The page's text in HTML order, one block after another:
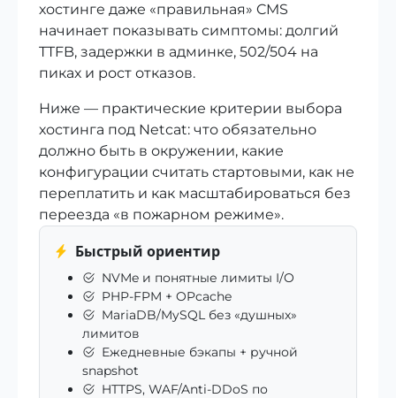
хостинге даже «правильная» CMS
начинает показывать симптомы: долгий
TTFB, задержки в админке, 502/504 на
пиках и рост отказов.
Ниже — практические критерии выбора
хостинга под Netcat: что обязательно
должно быть в окружении, какие
конфигурации считать стартовыми, как не
переплатить и как масштабироваться без
переезда «в пожарном режиме».
Быстрый ориентир
NVMe и понятные лимиты I/O
PHP-FPM + OPcache
MariaDB/MySQL без «душных»
лимитов
Ежедневные бэкапы + ручной
snapshot
HTTPS, WAF/Anti-DDoS по